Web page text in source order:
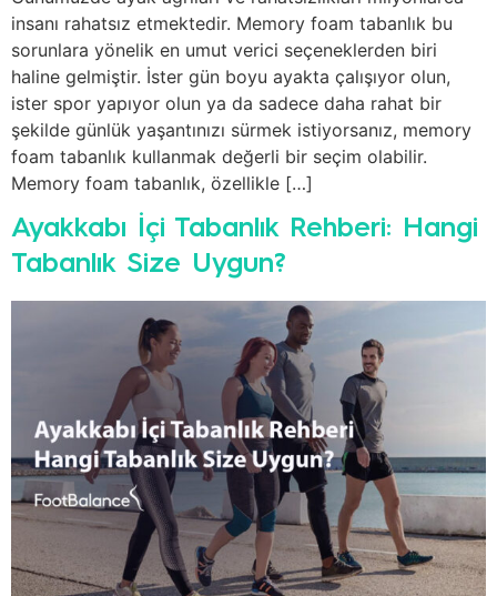
insanı rahatsız etmektedir. Memory foam tabanlık bu
sorunlara yönelik en umut verici seçeneklerden biri
haline gelmiştir. İster gün boyu ayakta çalışıyor olun,
ister spor yapıyor olun ya da sadece daha rahat bir
şekilde günlük yaşantınızı sürmek istiyorsanız, memory
foam tabanlık kullanmak değerli bir seçim olabilir.
Memory foam tabanlık, özellikle […]
Ayakkabı İçi Tabanlık Rehberi: Hangi
Tabanlık Size Uygun?